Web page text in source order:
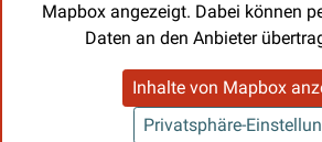
Mapbox angezeigt. Dabei können
Daten an den Anbieter
Inhalte von Mapbox
Privatsphäre-